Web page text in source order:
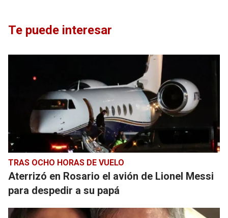
Te puede interesar
TRAS OCHO HORAS DE VUELO
Aterrizó en Rosario el avión de Lionel Messi
para despedir a su papá